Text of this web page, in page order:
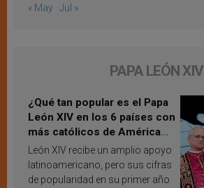
« May Jul »
PAPA LEÓN XIV
¿Qué tan popular es el Papa
León XIV en los 6 países con
más católicos de América
Latina en 2026? Publican
resultados de investigación
León XIV recibe un amplio apoyo
latinoamericano, pero sus cifras
de popularidad en su primer año